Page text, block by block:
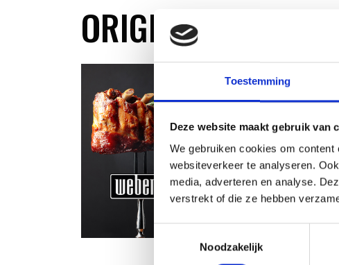
Toestemming
Deze website maakt gebruik van
We gebruiken cookies om
websiteverkeer te analyseren.
media, adverteren en analyse.
verstrekt of die ze hebben
Noodzakelijk
ORIGINAL STORE